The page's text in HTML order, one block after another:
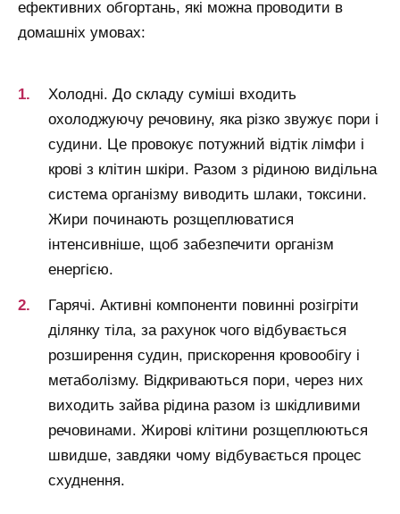
ефективних обгортань, які можна проводити в
домашніх умовах:
Холодні. До складу суміші входить
охолоджуючу речовину, яка різко звужує пори і
судини. Це провокує потужний відтік лімфи і
крові з клітин шкіри. Разом з рідиною видільна
система організму виводить шлаки, токсини.
Жири починають розщеплюватися
інтенсивніше, щоб забезпечити організм
енергією.
Гарячі. Активні компоненти повинні розігріти
ділянку тіла, за рахунок чого відбувається
розширення судин, прискорення кровообігу і
метаболізму. Відкриваються пори, через них
виходить зайва рідина разом із шкідливими
речовинами. Жирові клітини розщеплюються
швидше, завдяки чому відбувається процес
схуднення.